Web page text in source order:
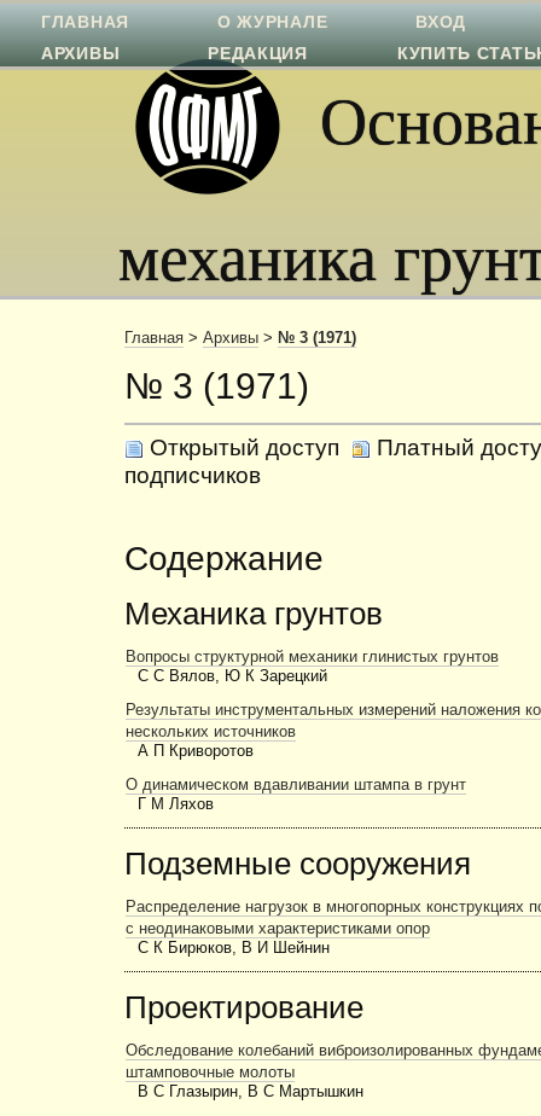
механика
ГЛАВНАЯ О ЖУРНАЛЕ
ВХОД
АРХИВЫ
РЕДАКЦИЯ КУПИТЬ
Главная > Архивы > № 3 (1971)
№ 3 (1971)
Открытый доступ
Платный
подписчиков
Содержание
Механика грунтов
Вопросы структурной механики глинистых грунтов
С С Вялов, Ю К Зарецкий
Результаты инструментальных измерений наложения
нескольких источников
А П Криворотов
О динамическом вдавливании штампа в грунт
Г М Ляхов
Подземные сооружения
Распределение нагрузок в многопорных конструкциях
с неодинаковыми характеристиками опор
С К Бирюков, В И Шейнин
Проектирование
Обследование колебаний виброизолированных
штамповочные молоты
В С Глазырин, В С Мартышкин